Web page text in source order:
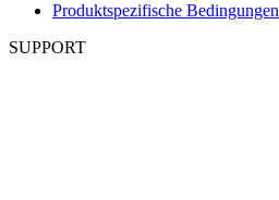
Produktspezifische Bedingungen
SUPPORT